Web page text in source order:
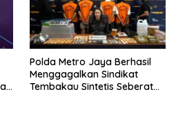
Polda Metro Jaya Berhasil
Menggagalkan Sindikat
Tembakau Sintetis Seberat